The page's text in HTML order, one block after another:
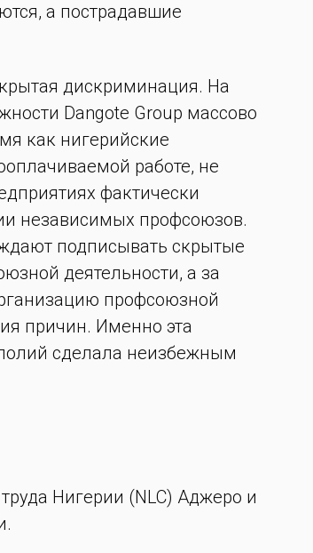
а пострадавшие
дискриминация. На
Dangote Group массово
как нигерийские
работе, не
фактически
независимых профсоюзов.
подписывать скрытые
деятельности, а за
профсоюзной
причин. Именно эта
сделала неизбежным
Нигерии (NLC) Аджеро и